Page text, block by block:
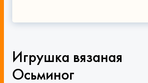
Игрушка вязаная
Осьминог